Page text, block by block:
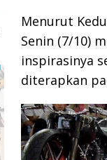
Menurut
Senin (7/10)
inspirasinya
diterapkan